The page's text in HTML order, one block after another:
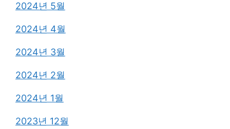
2024년 5월
2024년 4월
2024년 3월
2024년 2월
2024년 1월
2023년 12월